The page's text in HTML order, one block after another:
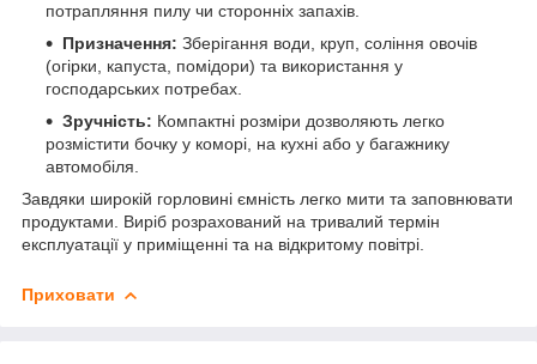
потрапляння пилу чи сторонніх запахів.
Призначення: Зберігання води, круп, соління овочів
(огірки, капуста, помідори) та використання у
господарських потребах.
Зручність: Компактні розміри дозволяють легко
розмістити бочку у коморі, на кухні або у багажнику
автомобіля.
Завдяки широкій горловині ємність легко мити та заповнювати
продуктами. Виріб розрахований на тривалий термін
експлуатації у приміщенні та на відкритому повітрі.
Приховати